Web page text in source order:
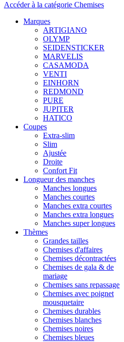
Accéder à la catégorie Chemises
Marques
ARTIGIANO
OLYMP
SEIDENSTICKER
MARVELIS
CASAMODA
VENTI
EINHORN
REDMOND
PURE
JUPITER
HATICO
Coupes
Extra-slim
Slim
Ajustée
Droite
Confort Fit
Longueur des manches
Manches longues
Manches courtes
Manches extra courtes
Manches extra longues
Manches super longues
Thèmes
Grandes tailles
Chemises d'affaires
Chemises décontractées
Chemises de gala & de
mariage
Chemises sans repassage
Chemises avec poignet
mousquetaire
Chemises durables
Chemises blanches
Chemises noires
Chemises bleues